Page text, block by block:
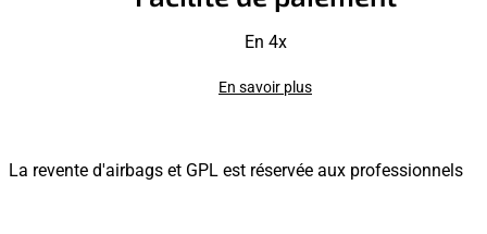
En 4x
En savoir plus
La revente d'airbags et GPL est réservée aux professionnels